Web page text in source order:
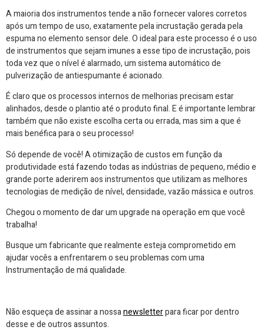
A maioria dos instrumentos tende a não fornecer valores corretos
após um tempo de uso, exatamente pela incrustação gerada pela
espuma no elemento sensor dele. O ideal para este processo é o uso
de instrumentos que sejam imunes a esse tipo de incrustação, pois
toda vez que o nível é alarmado, um sistema automático de
pulverização de antiespumante é acionado.
É claro que os processos internos de melhorias precisam estar
alinhados, desde o plantio até o produto final. E é importante lembrar
também que não existe escolha certa ou errada, mas sim a que é
mais benéfica para o seu processo!
Só depende de você! A otimização de custos em função da
produtividade está fazendo todas as indústrias de pequeno, médio e
grande porte aderirem aos instrumentos que utilizam as melhores
tecnologias de medição de nível, densidade, vazão mássica e outros.
Chegou o momento de dar um upgrade na operação em que você
trabalha!
Busque um fabricante que realmente esteja comprometido em
ajudar vocês a enfrentarem o seu problemas com uma
Instrumentação de má qualidade.
Não esqueça de assinar a nossanewsletterpara ficar por dentro
desse e de outros assuntos.